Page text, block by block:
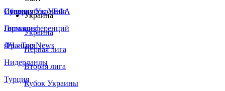
Сборная Украины
Италия
Германия
Франция
Нидерланды
Турция
Суперкубок УЕФА
Лига конференций
ЛЧ - Top News
Украина
Украина
Первая лига
Вторая лига
Кубок Украины